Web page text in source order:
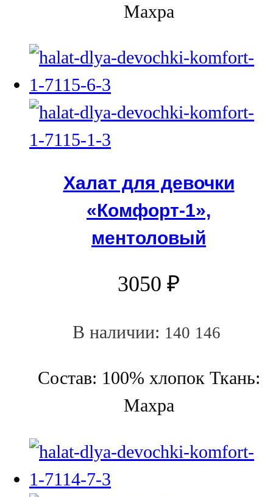
Махра
Халат для девочки
«Комфорт-1»,
ментоловый
3050 ₽
В наличии: 140 146
Состав: 100% хлопок Ткань:
Махра